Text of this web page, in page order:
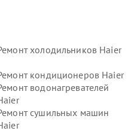
холодильников Haier
кондиционеров Haier
водонагревателей
сушильных машин